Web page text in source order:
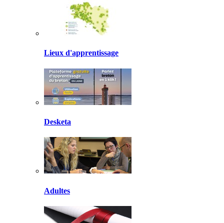
Lieux d'apprentissage
Desketa
Adultes